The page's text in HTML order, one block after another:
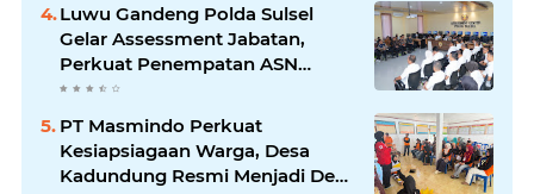
Luwu Gandeng Polda Sulsel
Gelar Assessment Jabatan,
Perkuat Penempatan ASN
Berbasis Kompetensi
PT Masmindo Perkuat
Kesiapsiagaan Warga, Desa
Kadundung Resmi Menjadi Desa